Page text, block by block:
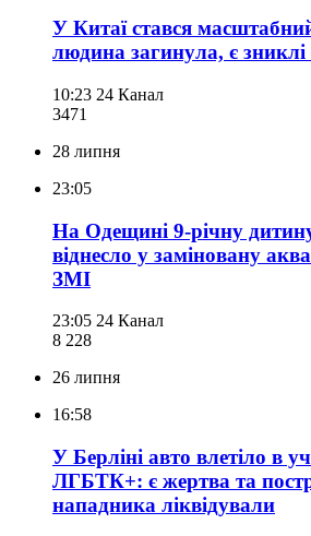
У Китаї стався
людина загинула, є зниклі
10:23 24 Канал
3471
28 липня
23:05
На Одещині 9-річну
віднесло у заміновану
ЗМІ
23:05 24 Канал
8 228
26 липня
16:58
У Берліні авто влетіло в
ЛГБТК+: є жертва та
нападника ліквідували